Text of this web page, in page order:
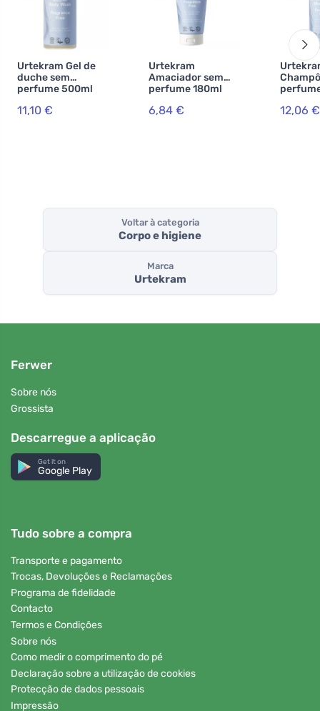
Urtekram Gel de
duche sem
perfume 500ml
11,10 €
Urtekram
Amaciador sem
perfume 180ml
6,84 € 12,06 €
Voltar à categoria
Corpo e higiene
Marca
Urtekram
Ferwer
Sobre nós
Grossista
Descarregue a aplicação
Get it on
Google Play
Tudo sobre a compra
Transporte e pagamento
Trocas, Devoluções e Reclamações
Programa de fidelidade
Contacto
Termos e Condições
Sobre nós
Como medir o comprimento do pé
Declaração sobre a utilização de cookies
Protecção de dados pessoais
Impressão